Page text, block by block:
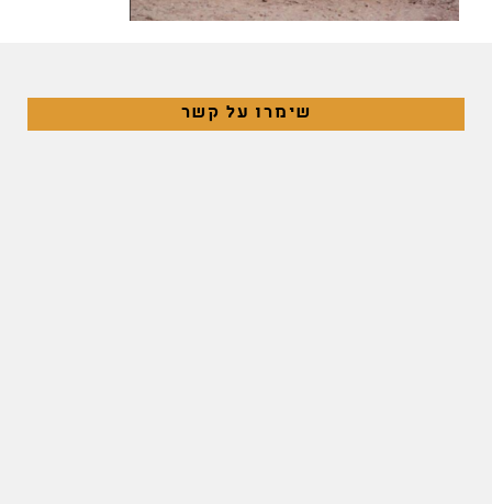
שימרו על קשר